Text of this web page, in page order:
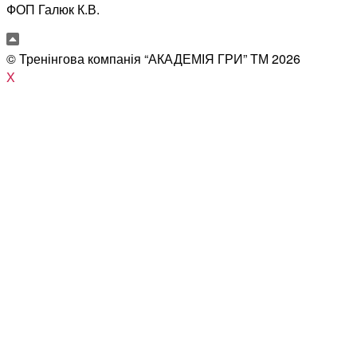
ФОП Галюк К.В.
© Тренінгова компанія “АКАДЕМІЯ ГРИ” ТМ 2026
X